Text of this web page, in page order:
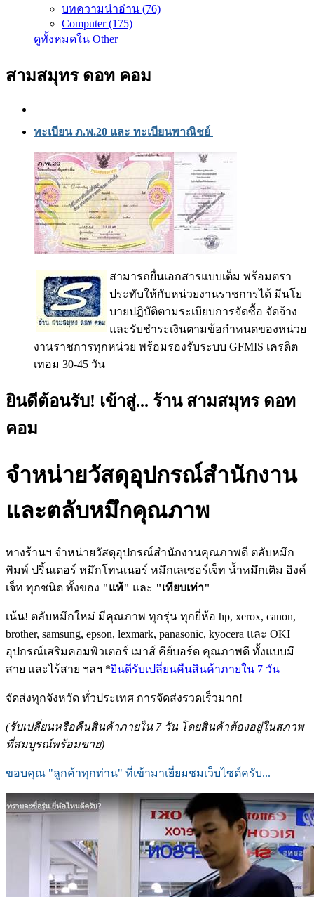
บทความน่าอ่าน (76)
Computer (175)
ดูทั้งหมดใน Other
สามสมุทร ดอท คอม
ทะเบียน ภ.พ.20 และ ทะเบียนพาณิชย์
สามารถยื่นเอกสารแบบเต็ม พร้อมตรา
ประทับให้กับหน่วยงานราชการได้ มีนโย
บายปฎิบัติตามระเบียบการจัดซื้อ จัดจ้าง
และรับชำระเงินตามข้อกำหนดของหน่วย
งานราชการทุกหน่วย พร้อมรองรับระบบ GFMIS เครดิต
เทอม 30-45 วัน
ยินดีต้อนรับ! เข้าสู่... ร้าน สามสมุทร ดอท
คอม
จำหน่ายวัสดุอุปกรณ์สำนักงาน
และตลับหมึกคุณภาพ
ทางร้านฯ จำหน่ายวัสดุอุปกรณ์สำนักงานคุณภาพดี ตลับหมึก
พิมพ์ ปริ้นเตอร์ หมึกโทนเนอร์ หมึกเลเซอร์เจ็ท น้ำหมึกเติม อิงค์
เจ็ท ทุกชนิด ทั้งของ "แท้" และ "เทียบเท่า"
เน้น! ตลับหมึกใหม่ มีคุณภาพ ทุกรุ่น ทุกยี่ห้อ hp, xerox, canon,
brother, samsung, epson, lexmark, panasonic, kyocera และ OKI
อุปกรณ์เสริมคอมพิวเตอร์ เมาส์ คีย์บอร์ด คุณภาพดี ทั้งแบบมี
สาย และไร้สาย ฯลฯ *ยินดีรับเปลี่ยนคืนสินค้าภายใน 7 วัน
จัดส่งทุกจังหวัด ทั่วประเทศ การจัดส่งรวดเร็วมาก!
(รับเปลี่ยนหรือคืนสินค้าภายใน 7 วัน โดยสินค้าต้องอยู่ในสภาพ
ที่สมบูรณ์พร้อมขาย)
ขอบคุณ "ลูกค้าทุกท่าน" ที่เข้ามาเยี่ยมชมเว็บไซต์ครับ...